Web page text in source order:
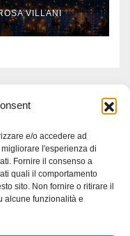
e/o accedere ad
l'esperienza di
Fornire il consenso a
quali il comportamento
sito. Non fornire o ritirare il
alcune funzionalità e
VILLANI